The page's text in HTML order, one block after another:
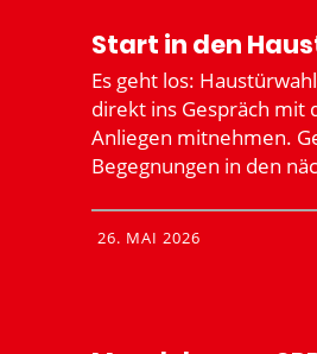
Start in den
Es geht los:
direkt ins Gespräch mit
Anliegen mitnehmen.
Begeg­nungen in den
26. MAI 2026